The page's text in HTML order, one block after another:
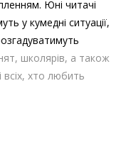
Юні читачі
у кумедні ситуації,
школярів, а також
всіх, хто любить